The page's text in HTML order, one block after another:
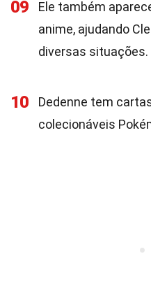
09
Ele também
anime, ajudando
diversas situações.
10
Dedenne tem
colecionáveis